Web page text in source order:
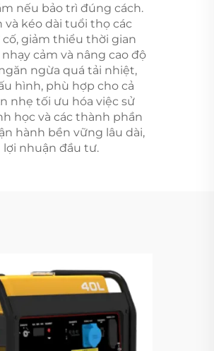
lặng
nếu bảo trì đúng cách.
kéo dài tuổi thọ các
giảm thiểu thời gian
cảm và nâng cao độ
ngừa quá tải nhiệt,
hình, phù hợp cho cả
nhẹ tối ưu hóa việc sử
học và các thành phần
hành bền vững lâu dài,
nhuận đầu tư.